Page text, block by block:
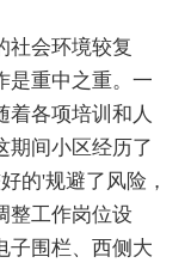
社会环境较复
是重中之重。一
着各项培训和人
期间小区经历了
的'规避了风险，
整工作岗位设
子围栏、西侧大